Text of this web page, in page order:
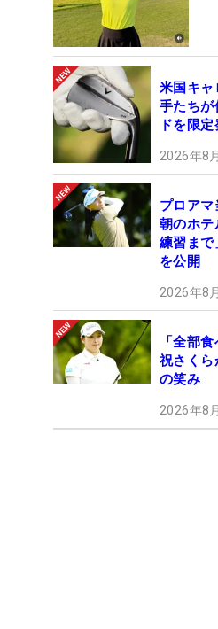
米国キャ
手たちが
ドを限
2026年8
プロア
朝のホテ
練習まで
を公開
2026年8
「全部
祝さくら
の笑み
2026年8